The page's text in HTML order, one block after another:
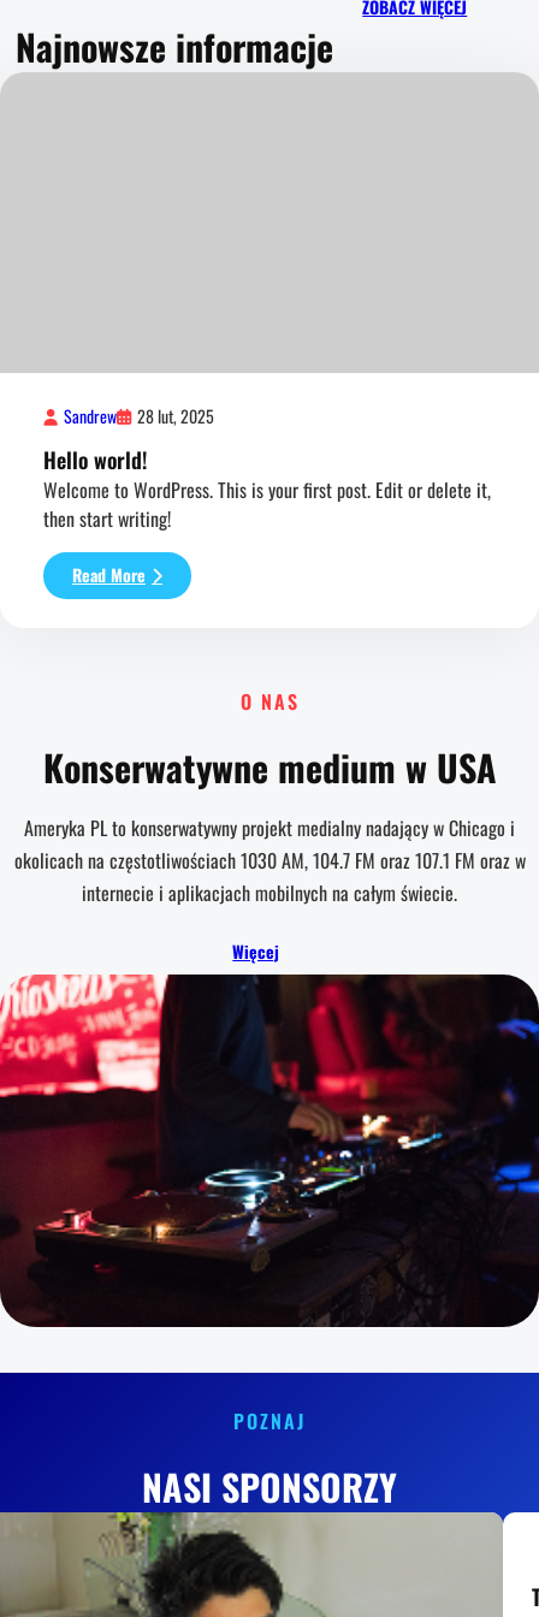
Najnowsze informacje
ZOBACZ WIĘCEJ
Sandrew 28 lut, 2025
Hello world!
Welcome to WordPress. This is your first post. Edit or delete it,
then start writing!
Read More
Hello
O NAS
Konserwatywne medium w USA
Ameryka PL to konserwatywny projekt medialny nadający w Chicago i
okolicach na częstotliwościach 1030 AM, 104.7 FM oraz 107.1 FM oraz w
internecie i aplikacjach mobilnych na całym świecie.
Więcej
POZNAJ
NASI SPONSORZY